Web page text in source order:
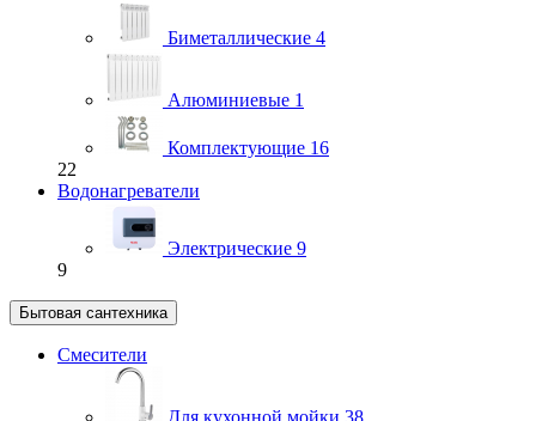
Биметаллические 4
Алюминиевые 1
Комплектующие 16
22
Водонагреватели
Электрические 9
9
Бытовая сантехника
Смесители
Для кухонной мойки 38